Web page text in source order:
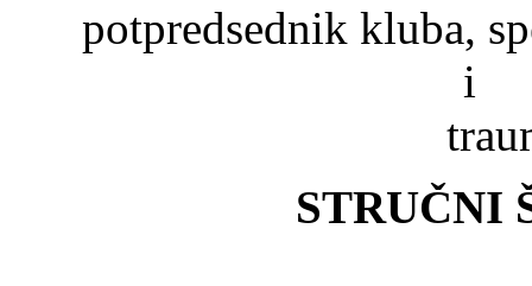
potpredsednik kluba,
STRUČNI